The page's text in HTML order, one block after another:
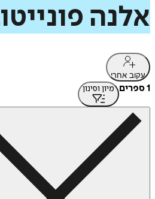
אלנה
עקוב אחרי
1 ספרים מיון וסינון